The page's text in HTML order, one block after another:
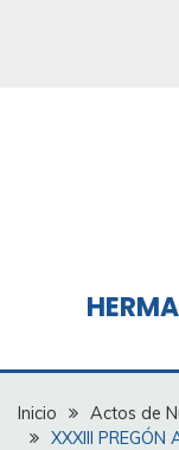
Inicio
Actos de
XXXIII PREGÓN